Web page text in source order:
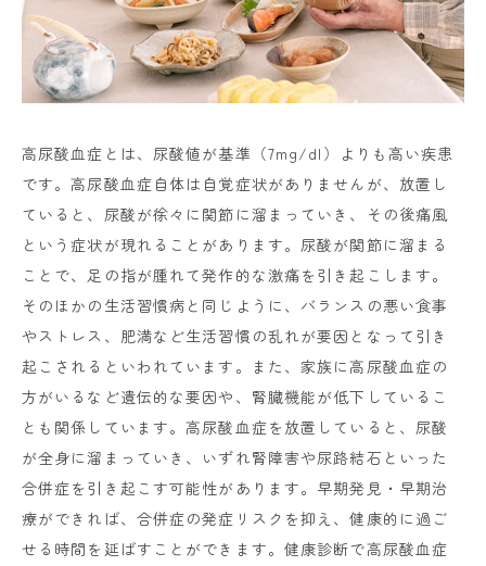
高尿酸血症とは、尿酸値が基準（7mg/dl）よりも高い疾患
です。高尿酸血症自体は自覚症状がありませんが、放置し
ていると、尿酸が徐々に関節に溜まっていき、その後痛風
という症状が現れることがあります。尿酸が関節に溜まる
ことで、足の指が腫れて発作的な激痛を引き起こします。
そのほかの生活習慣病と同じように、バランスの悪い食事
やストレス、肥満など生活習慣の乱れが要因となって引き
起こされるといわれています。また、家族に高尿酸血症の
方がいるなど遺伝的な要因や、腎臓機能が低下しているこ
とも関係しています。高尿酸血症を放置していると、尿酸
が全身に溜まっていき、いずれ腎障害や尿路結石といった
合併症を引き起こす可能性があります。早期発見・早期治
療ができれば、合併症の発症リスクを抑え、健康的に過ご
せる時間を延ばすことができます。健康診断で高尿酸血症